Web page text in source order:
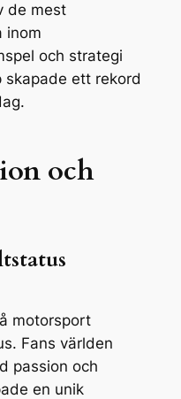
de mest
inom
och strategi
ett rekord
och
motorsport
Fans världen
passion och
en unik